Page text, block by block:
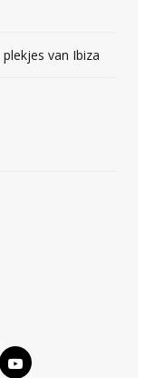
van Ibiza